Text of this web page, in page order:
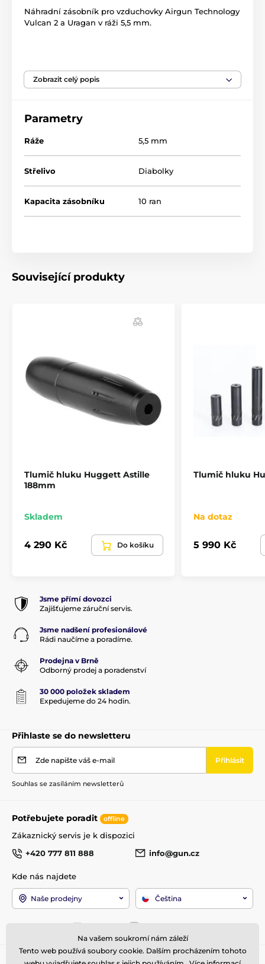
Náhradní zásobník pro vzduchovky Airgun Technology
Vulcan 2 a Uragan v ráži 5,5 mm.
Příslušenství pro vzduchovky
Zobrazit celý popis
Parametry
Ráže 5,5 mm
Střelivo Diabolky
Kapacita zásobníku 10 ran
Související produkty
Tlumič hluku Huggett Astille
188mm
Skladem
4 290 Kč Do košíku
Tlumič hluku
Na dotaz
5 990 Kč
Jsme přímí dovozci
Zajišťujeme záruční servis.
Jsme nadšení profesionálové
Rádi naučíme a poradíme.
Prodejna v Brně
Odborný prodej a poradenství
30 000 položek skladem
Expedujeme do 24 hodin.
Přihlaste se do newsletteru
Zde napište váš e-mail Přihlásit
Souhlas se zasíláním newsletterů
Potřebujete poradit offline
Zákaznický servis je k dispozici
+420 777 811 888
info@gun.cz
Kde nás najdete
Naše prodejny Čeština
Na vašem soukromí nám záleží
Tento web používá soubory cookie. Dalším procházením tohoto